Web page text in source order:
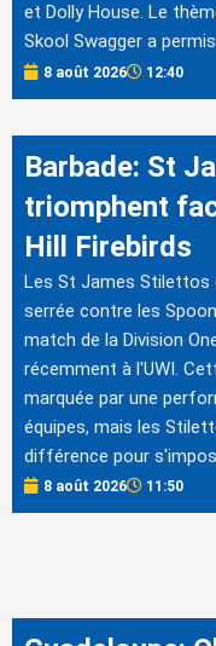
et Dolly House. Le
Skool Swagger a
8 août 2026 12:40
Barbade: St
triomphent
Hill Firebirds
Les St James Stilettos
serrée contre les
match de la Division
récemment à l'UWI.
marquée par une
équipes, mais les
différence pour
8 août 2026 11:50